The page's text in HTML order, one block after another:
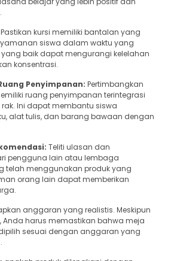
Pastikan kursi memiliki bantalan yang
siswa dalam waktu yang
baik dapat mengurangi kelelahan
konsentrasi.
Penyimpanan: Pertimbangkan
ruang penyimpanan terintegrasi
Ini dapat membantu siswa
alat tulis, dan barang bawaan dengan
Teliti ulasan dan
pengguna lain atau lembaga
telah menggunakan produk yang
orang lain dapat memberikan
anggaran yang realistis. Meskipun
Anda harus memastikan bahwa meja
sesuai dengan anggaran yang